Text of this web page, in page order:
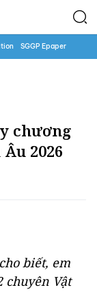
SGGP Epaper
chương
2026
biết, em
chuyên Vật